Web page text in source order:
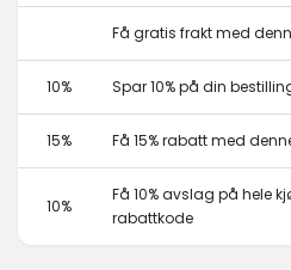
Få gratis frakt med
10% Spar 10% på din
15% Få 15% rabatt med
10%
Få 10% avslag på hele
rabattkode